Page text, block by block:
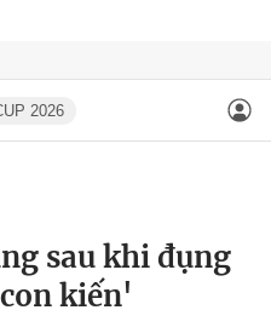
2026
sau khi đụng
kiến'